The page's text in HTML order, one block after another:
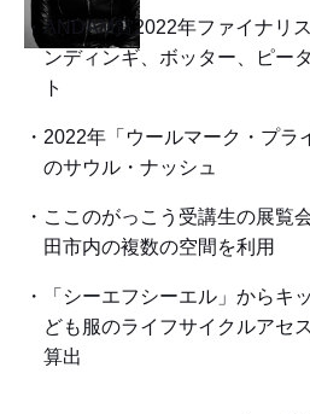
ANDAM賞2022年ファイナリ
ンディンギ、ボッター、ピー
ト
2022年「ウールマーク・プラ
のサウル・ナッシュ
ここのがっこう受講生の展
田市内の複数の空間を利用
「シーエフシーエル」から
ども服のライフサイクルアセ
算出